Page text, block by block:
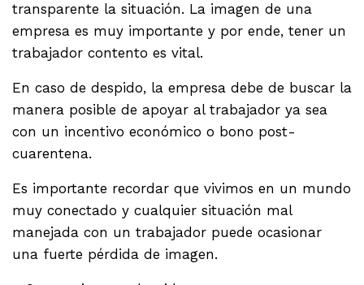
transparente la situación. La imagen de una
empresa es muy importante y por ende, tener un
trabajador contento es vital.
En caso de despido, la empresa debe de buscar la
manera posible de apoyar al trabajador ya sea
con un incentivo económico o bono post-
cuarentena.
Es importante recordar que vivimos en un mundo
muy conectado y cualquier situación mal
manejada con un trabajador puede ocasionar
una fuerte pérdida de imagen.